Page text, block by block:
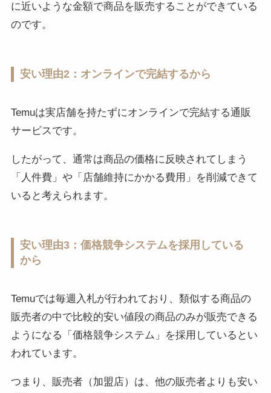
に近いような金額で商品を販売することができている
のです。
安い理由2：オンラインで完結するから
Temuは実店舗を持たずにオンラインで完結する通販
サービスです。
したがって、通常は商品の価格に反映されてしまう
「人件費」や「店舗維持にかかる費用」を削減できて
いると考えられます。
安い理由3：価格競争システムを採用している
から
Temuでは毎週入札が行われており、類似する商品の
販売者の中で比較的安い値段の商品のみが販売できる
ようになる「価格競争システム」を採用しているとい
われています。
つまり、販売者（加盟店）は、他の販売者よりも安い